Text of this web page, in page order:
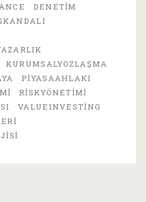
Serisi
1:
Enron’dan
Çıkarılacak
Dersler
DENETIM
KURUMSALYOZLAŞMA
PIYASAAHLAKI
RISKYÖNETIMI
VALUEINVESTING